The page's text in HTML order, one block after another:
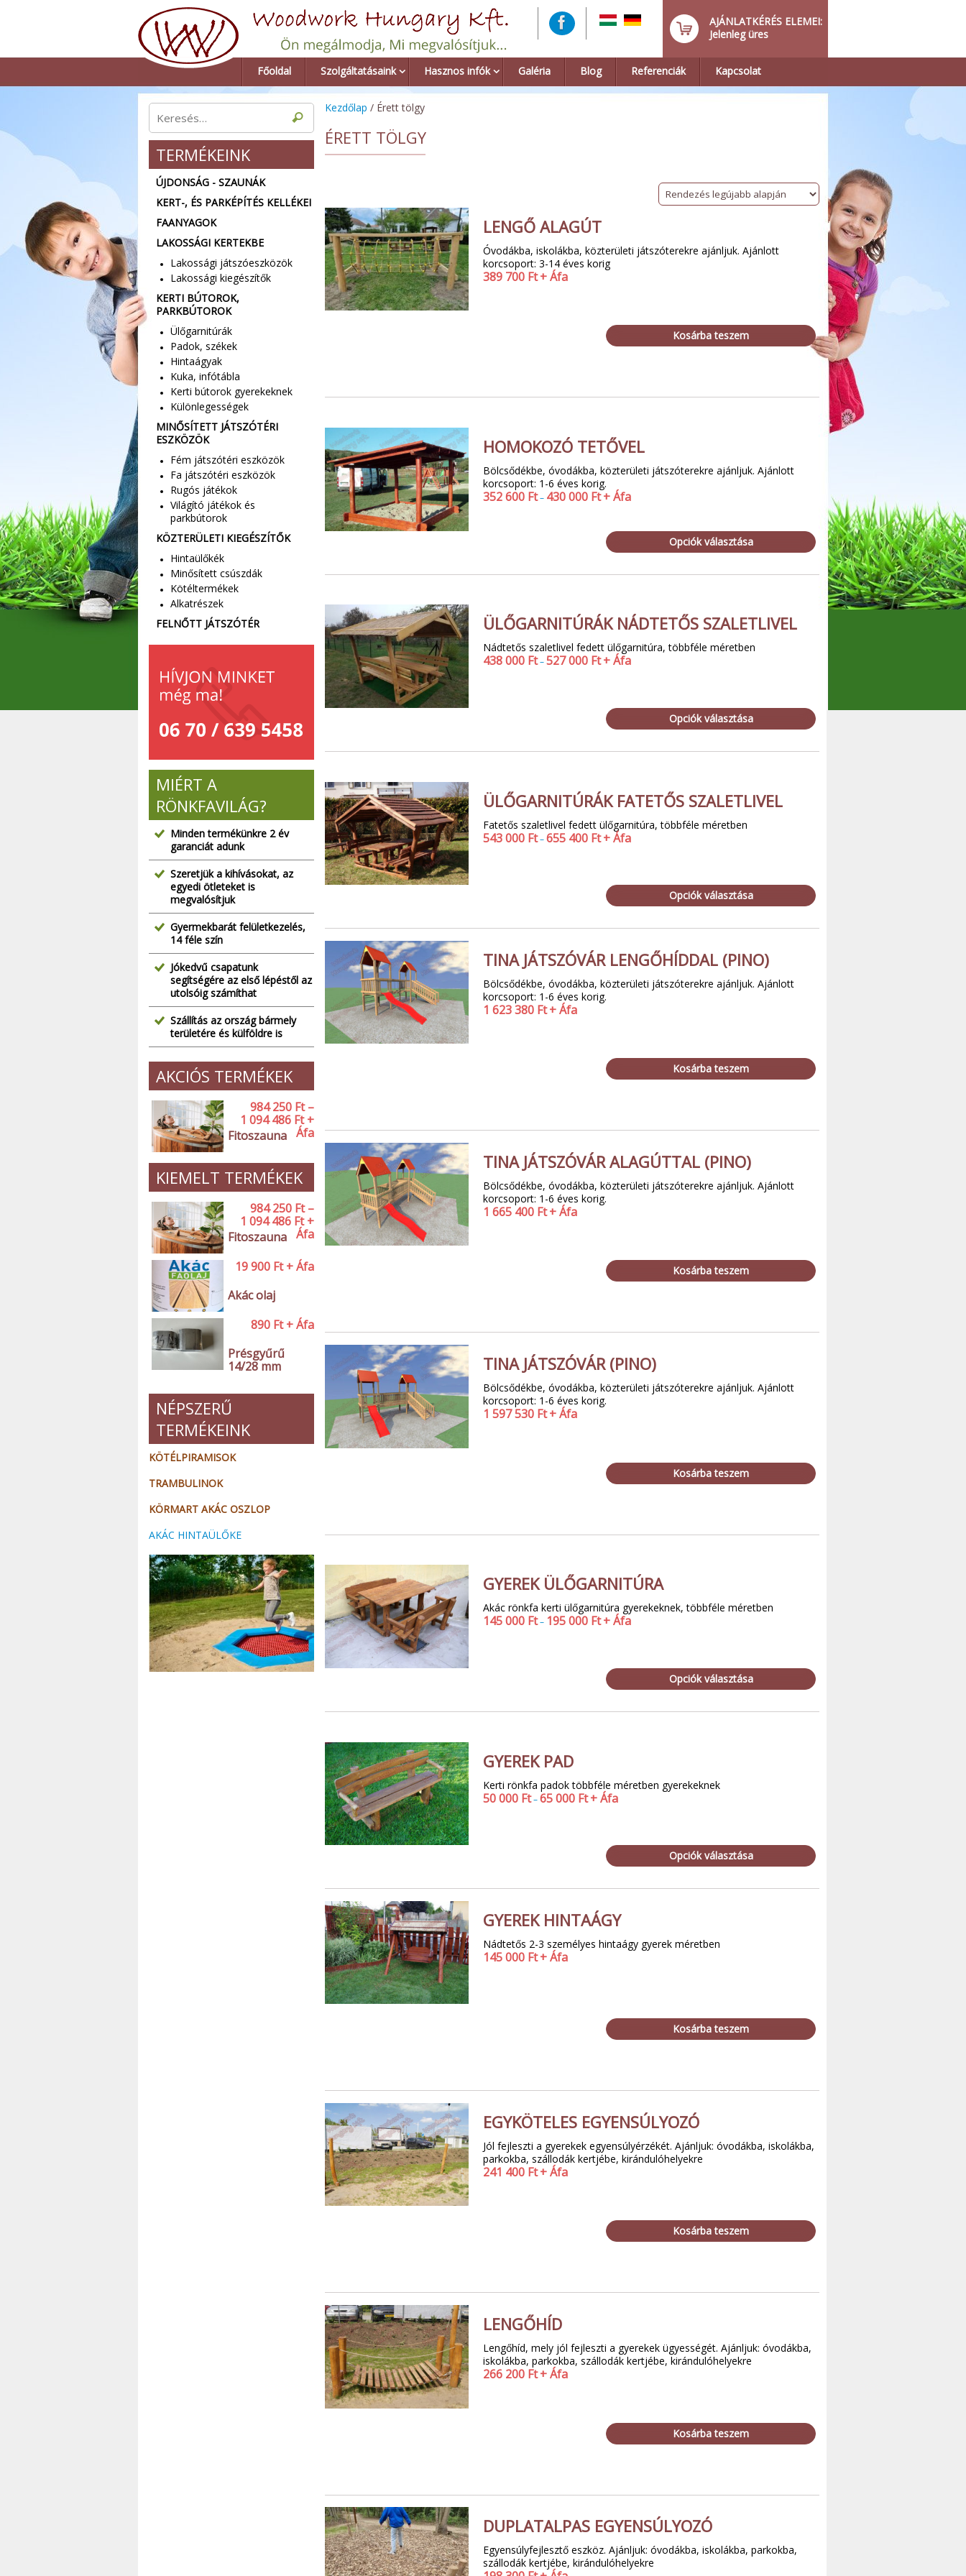
AJÁNLATKÉRÉS ELEMEI:
Jelenleg üres
Főoldal Szolgáltatásaink Hasznos infók Galéria Blog Referenciák Kapcsolat
Kezdőlap / Érett tölgy
ÉRETT TÖLGY
LENGŐ ALAGÚT
Óvodákba, iskolákba, közterületi játszóterekre ajánljuk. Ajánlott
korcsoport: 3-14 éves korig
389 700 Ft+ Áfa
Kosárba teszem
HOMOKOZÓ TETŐVEL
Bölcsődékbe, óvodákba, közterületi játszóterekre ajánljuk. Ajánlott
korcsoport: 1-6 éves korig.
352 600 Ft– 430 000 Ft+ Áfa
Opciók választása
ÜLŐGARNITÚRÁK NÁDTETŐS SZALETLIVEL
Nádtetős szaletlivel fedett ülőgarnitúra, többféle méretben
438 000 Ft–527 000 Ft+ Áfa
Opciók választása
ÜLŐGARNITÚRÁK FATETŐS SZALETLIVEL
Fatetős szaletlivel fedett ülőgarnitúra, többféle méretben
543 000 Ft–655 400 Ft+ Áfa
Opciók választása
TINA JÁTSZÓVÁR LENGŐHÍDDAL (PINO)
Bölcsődékbe, óvodákba, közterületi játszóterekre ajánljuk. Ajánlott
korcsoport: 1-6 éves korig.
1 623 380 Ft+ Áfa
Kosárba teszem
TINA JÁTSZÓVÁR ALAGÚTTAL (PINO)
Bölcsődékbe, óvodákba, közterületi játszóterekre ajánljuk. Ajánlott
korcsoport: 1-6 éves korig.
1 665 400 Ft+ Áfa
Kosárba teszem
TINA JÁTSZÓVÁR (PINO)
Bölcsődékbe, óvodákba, közterületi játszóterekre ajánljuk. Ajánlott
korcsoport: 1-6 éves korig.
1 597 530 Ft+ Áfa
Kosárba teszem
GYEREK ÜLŐGARNITÚRA
Akác rönkfa kerti ülőgarnitúra gyerekeknek, többféle méretben
145 000 Ft– 195 000 Ft+ Áfa
Opciók választása
GYEREK PAD
Kerti rönkfa padok többféle méretben gyerekeknek
50 000 Ft–65 000 Ft+ Áfa
Opciók választása
GYEREK HINTAÁGY
Nádtetős 2-3 személyes hintaágy gyerek méretben
145 000 Ft+ Áfa
Kosárba teszem
EGYKÖTELES EGYENSÚLYOZÓ
Jól fejleszti a gyerekek egyensúlyérzékét. Ajánljuk: óvodákba, iskolákba,
parkokba, szállodák kertjébe, kirándulóhelyekre
241 400 Ft+ Áfa
Kosárba teszem
LENGŐHÍD
Lengőhíd, mely jól fejleszti a gyerekek ügyességét. Ajánljuk: óvodákba,
iskolákba, parkokba, szállodák kertjébe, kirándulóhelyekre
266 200 Ft+ Áfa
Kosárba teszem
DUPLATALPAS EGYENSÚLYOZÓ
Egyensúlyfejlesztő eszköz. Ajánljuk: óvodákba, iskolákba, parkokba,
szállodák kertjébe, kirándulóhelyekre
TERMÉKEINK
ÚJDONSÁG - SZAUNÁK
KERT-, ÉS PARKÉPÍTÉS KELLÉKEI
FAANYAGOK
LAKOSSÁGI KERTEKBE
Lakossági játszóeszközök
Lakossági kiegészítők
KERTI BÚTOROK,
PARKBÚTOROK
Ülőgarnitúrák
Padok, székek
Hintaágyak
Kuka, infótábla
Kerti bútorok gyerekeknek
Különlegességek
MINŐSÍTETT JÁTSZÓTÉRI
ESZKÖZÖK
Fém játszótéri eszközök
Fa játszótéri eszközök
Rugós játékok
Világító játékok és
parkbútorok
KÖZTERÜLETI KIEGÉSZÍTŐK
Hintaülőkék
Minősített csúszdák
Kötéltermékek
Alkatrészek
FELNŐTT JÁTSZÓTÉR
MIÉRT A
RÖNKFAVILÁG?
Minden termékünkre 2 év
garanciát adunk
Szeretjük a kihívásokat, az
egyedi ötleteket is
megvalósítjuk
Gyermekbarát felületkezelés,
14 féle szín
Jókedvű csapatunk
segítségére az első lépéstől az
utolsóig számíthat
Szállítás az ország bármely
területére és külföldre is
AKCIÓS TERMÉKEK
Fitoszauna
984 250 Ft –
1 094 486 Ft +
Áfa
KIEMELT TERMÉKEK
Fitoszauna
984 250 Ft –
1 094 486 Ft +
Áfa
Akác olaj
19 900 Ft + Áfa
Présgyűrű
14/28 mm
890 Ft + Áfa
NÉPSZERŰ
TERMÉKEINK
KÖTÉLPIRAMISOK
TRAMBULINOK
KÖRMART AKÁC OSZLOP
AKÁC HINTAÜLŐKE